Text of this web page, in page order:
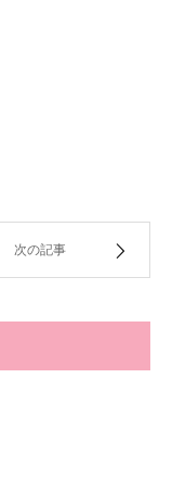
次の記事